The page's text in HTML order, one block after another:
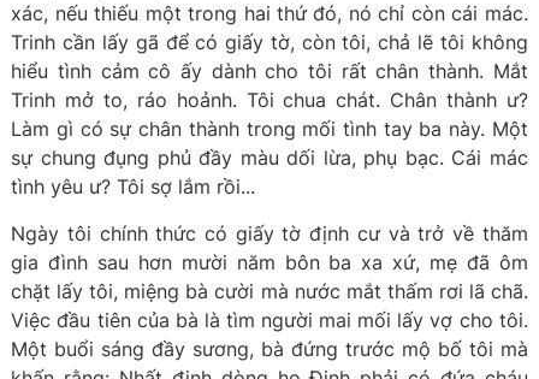
xác, nếu thiếu một trong hai thứ đó, nó chỉ còn cái mác.
Trinh cần lấy gã để có giấy tờ, còn tôi, chả lẽ tôi không
hiểu tình cảm cô ấy dành cho tôi rất chân thành. Mắt
Trinh mở to, ráo hoảnh. Tôi chua chát. Chân thành ư?
Làm gì có sự chân thành trong mối tình tay ba này. Một
sự chung đụng phủ đầy màu dối lừa, phụ bạc. Cái mác
tình yêu ư? Tôi sợ lắm rồi...
Ngày tôi chính thức có giấy tờ định cư và trở về thăm
gia đình sau hơn mười năm bôn ba xa xứ, mẹ đã ôm
chặt lấy tôi, miệng bà cười mà nước mắt thấm rơi lã chã.
Việc đầu tiên của bà là tìm người mai mối lấy vợ cho tôi.
Một buổi sáng đầy sương, bà đứng trước mộ bố tôi mà